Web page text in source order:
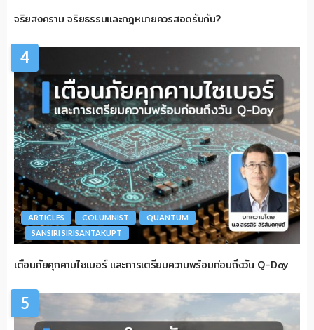
จริยสงคราม จริยธรรมและกฎหมายควรสอดรับกัน?
4
ARTICLES COLUMNIST
QUANTUM
SANSIRI SIRISANTAKUPT
เตือนภัยคุกคามไซเบอร์ และการเตรียมความพร้อมก่อนถึงวัน Q-Day
5